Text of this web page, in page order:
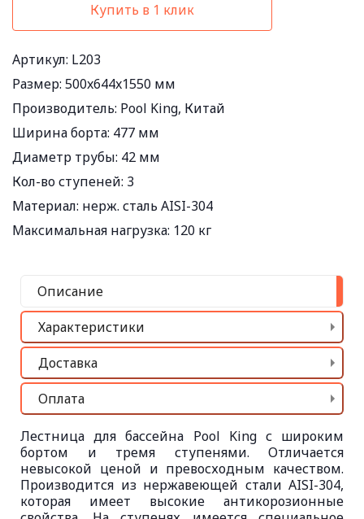
Купить в 1 клик
Артикул: L203
Размер: 500x644x1550 мм
Производитель: Pool King, Китай
Ширина борта: 477 мм
Диаметр трубы: 42 мм
Кол-во ступеней: 3
Материал: нерж. сталь AISI-304
Максимальная нагрузка: 120 кг
Описание
Характеристики
Доставка
Оплата
Лестница для бассейна Pool King с широким
бортом и тремя ступенями. Отличается
невысокой ценой и превосходным качеством.
Производится из нержавеющей стали AISI-304,
которая имеет высокие антикорозионные